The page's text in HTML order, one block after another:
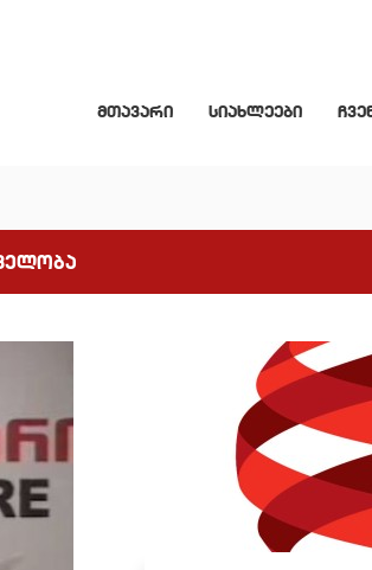
მთავარი სიახლეები